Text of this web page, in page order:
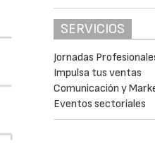
SERVICIOS
Jornadas
Impulsa tus ventas
Comunicación y
Eventos sectoriales